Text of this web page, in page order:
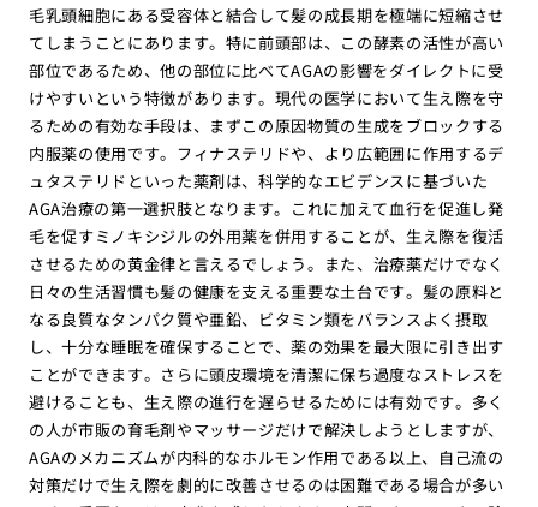
毛乳頭細胞にある受容体と結合して髪の成長期を極端に短縮させ
てしまうことにあります。特に前頭部は、この酵素の活性が高い
部位であるため、他の部位に比べてAGAの影響をダイレクトに受
けやすいという特徴があります。現代の医学において生え際を守
るための有効な手段は、まずこの原因物質の生成をブロックする
内服薬の使用です。フィナステリドや、より広範囲に作用するデ
ュタステリドといった薬剤は、科学的なエビデンスに基づいた
AGA治療の第一選択肢となります。これに加えて血行を促進し発
毛を促すミノキシジルの外用薬を併用することが、生え際を復活
させるための黄金律と言えるでしょう。また、治療薬だけでなく
日々の生活習慣も髪の健康を支える重要な土台です。髪の原料と
なる良質なタンパク質や亜鉛、ビタミン類をバランスよく摂取
し、十分な睡眠を確保することで、薬の効果を最大限に引き出す
ことができます。さらに頭皮環境を清潔に保ち過度なストレスを
避けることも、生え際の進行を遅らせるためには有効です。多く
の人が市販の育毛剤やマッサージだけで解決しようとしますが、
AGAのメカニズムが内科的なホルモン作用である以上、自己流の
対策だけで生え際を劇的に改善させるのは困難である場合が多い